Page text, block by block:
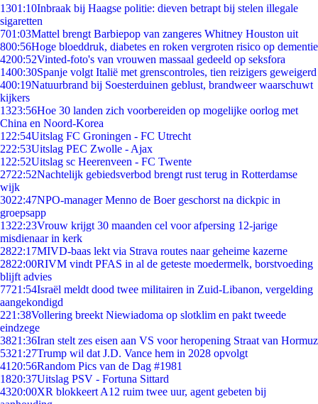
1301:10Inbraak bij Haagse politie: dieven betrapt bij stelen illegale
sigaretten
701:03Mattel brengt Barbiepop van zangeres Whitney Houston uit
800:56Hoge bloeddruk, diabetes en roken vergroten risico op dementie
4200:52Vinted-foto's van vrouwen massaal gedeeld op seksfora
1400:30Spanje volgt Italië met grenscontroles, tien reizigers geweigerd
400:19Natuurbrand bij Soesterduinen geblust, brandweer waarschuwt
kijkers
1323:56Hoe 30 landen zich voorbereiden op mogelijke oorlog met
China en Noord-Korea
1 22:54Uitslag FC Groningen - FC Utrecht
222:53Uitslag PEC Zwolle - Ajax
1 22:52Uitslag sc Heerenveen - FC Twente
2722:52Nachtelijk gebiedsverbod brengt rust terug in Rotterdamse
wijk
3022:47NPO-manager Menno de Boer geschorst na dickpic in
groepsapp
1322:23Vrouw krijgt 30 maanden cel voor afpersing 12-jarige
misdienaar in kerk
2822:17MIVD-baas lekt via Strava routes naar geheime kazerne
2822:00RIVM vindt PFAS in al de geteste moedermelk, borstvoeding
blijft advies
7721:54Israël meldt dood twee militairen in Zuid-Libanon, vergelding
aangekondigd
221:38Vollering breekt Niewiadoma op slotklim en pakt tweede
eindzege
3821:36Iran stelt zes eisen aan VS voor heropening Straat van Hormuz
5321:27Trump wil dat J.D. Vance hem in 2028 opvolgt
41 20:56Random Pics van de Dag #1981
1820:37Uitslag PSV - Fortuna Sittard
4320:00XR blokkeert A12 ruim twee uur, agent gebeten bij